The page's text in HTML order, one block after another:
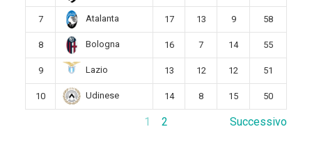
7 Atalanta 17 13 9 58
8 Bologna 16 7 14 55
9 Lazio 13 12 12 51
10 Udinese 14 8 15 50
1 2 Successivo